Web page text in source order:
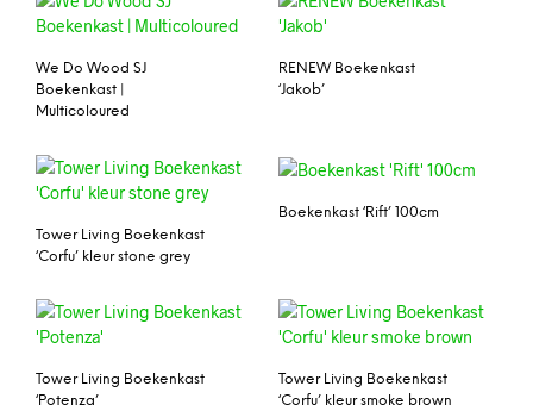
We Do Wood SJ
Boekenkast |
Multicoloured
RENEW Boekenkast
‘Jakob’
Tower Living Boekenkast
‘Corfu’ kleur stone grey
Boekenkast ‘Rift’ 100cm
Tower Living Boekenkast
‘Potenza’
Tower Living Boekenkast
‘Corfu’ kleur smoke brown